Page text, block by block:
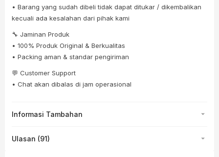
• Barang yang sudah dibeli tidak dapat ditukar / dikembalikan
kecuali ada kesalahan dari pihak kami
🔧 Jaminan Produk
• 100% Produk Original & Berkualitas
• Packing aman & standar pengiriman
💬 Customer Support
• Chat akan dibalas di jam operasional
Informasi Tambahan
Ulasan (91)